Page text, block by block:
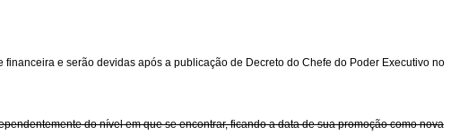
e serão devidas após a publicação de Decreto do Chefe do Poder Executivo no
do nível em que se encontrar, ficando a data de sua promoção como nova